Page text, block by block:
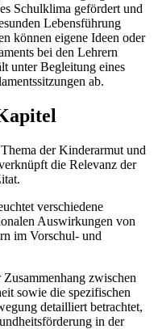
Schulklima gefördert und
Lebensführung
können eigene Ideen oder
bei den Lehrern
unter Begleitung eines
ab.
der Kinderarmut und
die Relevanz der
verschiedene
Auswirkungen von
im Vorschul- und
zwischen
sowie die spezifischen
detailliert betrachtet,
in der